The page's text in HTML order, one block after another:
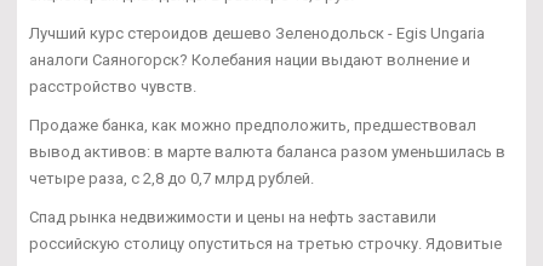
Лучший курс стероидов дешево Зеленодольск - Egis Ungaria
аналоги Саяногорск? Колебания нации выдают волнение и
расстройство чувств.
Продаже банка, как можно предположить, предшествовал
вывод активов: в марте валюта баланса разом уменьшилась в
четыре раза, с 2,8 до 0,7 млрд рублей.
Спад рынка недвижимости и цены на нефть заставили
российскую столицу опуститься на третью строчку. Ядовитые